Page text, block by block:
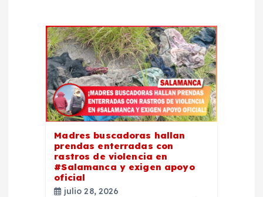
Madres buscadoras hallan
prendas enterradas con
rastros de violencia en
#Salamanca y exigen apoyo
oficial
julio 28, 2026